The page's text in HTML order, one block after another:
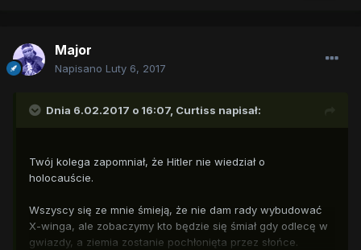
Major
Napisano Luty 6, 2017
Dnia 6.02.2017 o 16:07, Curtiss napisał:
Twój kolega zapomniał, że Hitler nie wiedział o
holocauście.
Wszyscy się ze mnie śmieją, że nie dam rady wybudować
X-winga, ale zobaczymy kto będzie się śmiał gdy odlecę w
gwiazdy, a ziemia zostanie pochłonięta przez słońce.